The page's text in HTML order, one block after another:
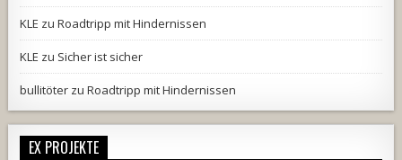
KLE zuRoadtripp mit Hindernissen
KLE zu Sicher ist sicher
bullitöter zuRoadtripp mit Hindernissen
EX PROJEKTE